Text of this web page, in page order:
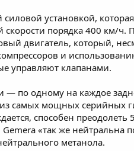
установкой,
порядка 400 км/ч.
двигатель, который,
и
управляют клапанами.
по одному на каждое
самых мощных серийных
способен преодолеть
«так же нейтральна
метанола.